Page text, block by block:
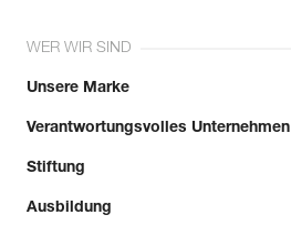
WER WIR SIND
Unsere Marke
Verantwortungsvolles Unternehmen
Stiftung
Ausbildung